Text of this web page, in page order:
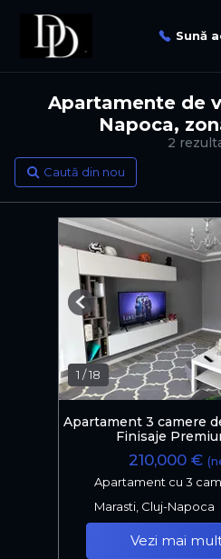
Sună
2
Apartamente de
Napoca,
Caută din nou
1 /18
Previous
Apartament 3 camere
Finisaje
210,000 €
Apartament cu 3
Marasti, Cluj-Napoca
Vezi mai